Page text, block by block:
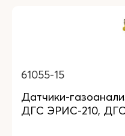
61055-15
Датчики-
ДГС ЭРИС-210,